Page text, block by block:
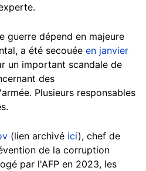
guerre dépend en majeure
a été secouée en janvier
un important scandale de
des
Plusieurs responsables
(lien archivé ici), chef de
de la corruption
par l'AFP en 2023, les